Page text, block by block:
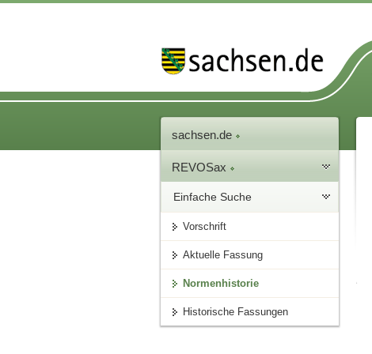
sachsen.de
REVOSax
Einfache Suche
Vorschrift
Aktuelle Fassung
Normenhistorie
Historische Fassungen